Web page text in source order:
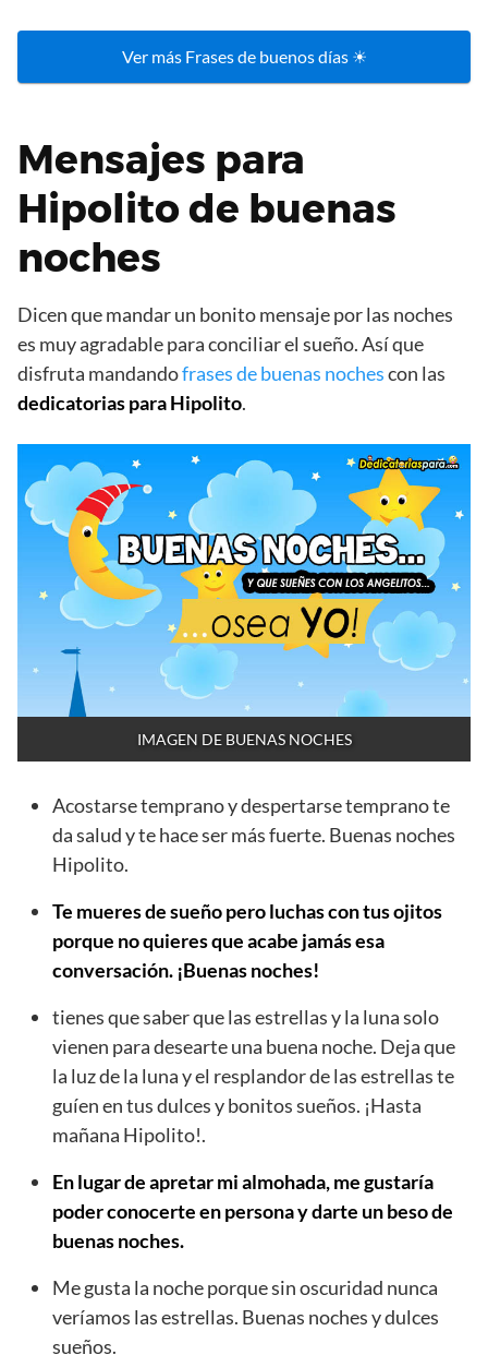
Ver más Frases de buenos días ☀
Mensajes para
Hipolito de buenas
noches
Dicen que mandar un bonito mensaje por las noches
es muy agradable para conciliar el sueño. Así que
disfruta mandandofrases de buenas nochescon las
dedicatorias para Hipolito.
IMAGEN DE BUENAS NOCHES
Acostarse temprano y despertarse temprano te
da salud y te hace ser más fuerte. Buenas noches
Hipolito.
Te mueres de sueño pero luchas con tus ojitos
porque no quieres que acabe jamás esa
conversación. ¡Buenas noches!
tienes que saber que las estrellas y la luna solo
vienen para desearte una buena noche. Deja que
la luz de la luna y el resplandor de las estrellas te
guíen en tus dulces y bonitos sueños. ¡Hasta
mañana Hipolito!.
En lugar de apretar mi almohada, me gustaría
poder conocerte en persona y darte un beso de
buenas noches.
Me gusta la noche porque sin oscuridad nunca
veríamos las estrellas. Buenas noches y dulces
sueños.